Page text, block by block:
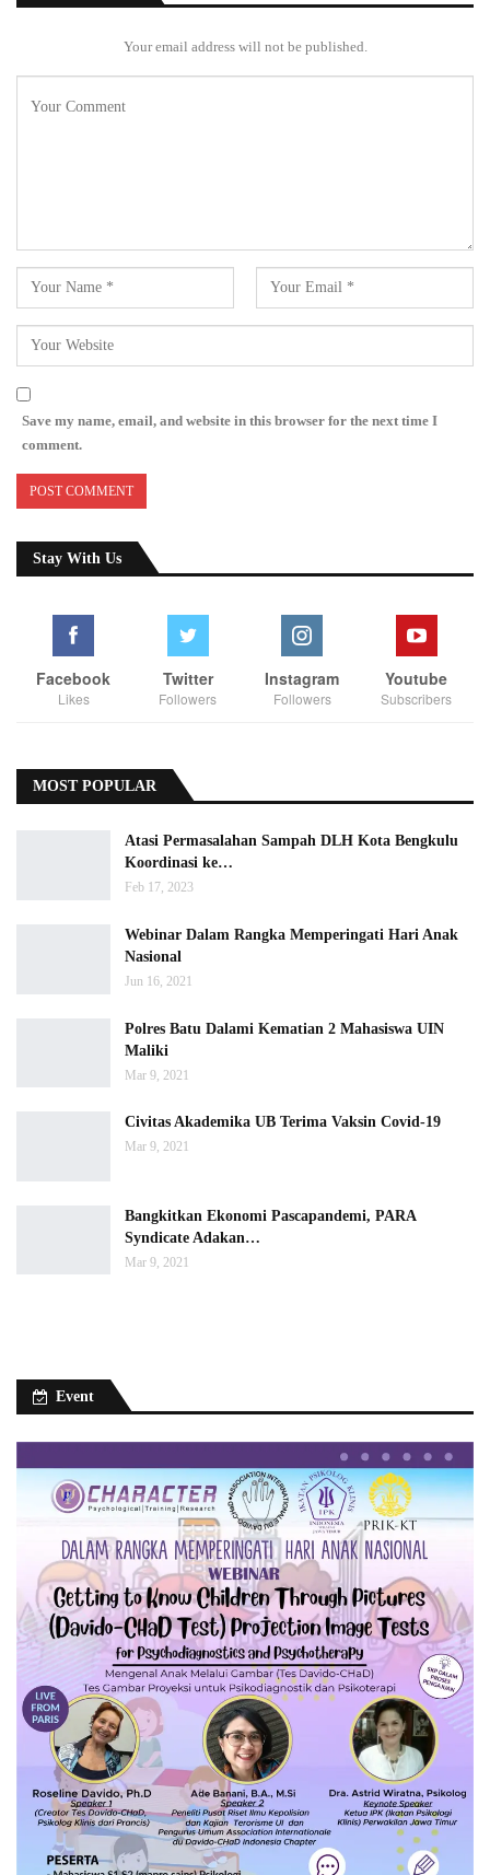
Your email address will not be published.
Save my name, email, and website in this browser for the next time I
comment.
Stay With Us
Facebook
Likes
Twitter
Followers
Instagram
Followers
Youtube
Subscribers
MOST POPULAR
Atasi Permasalahan Sampah DLH Kota Bengkulu
Koordinasi ke…
Feb 17, 2023
Webinar Dalam Rangka Memperingati Hari Anak
Nasional
Jun 16, 2021
Polres Batu Dalami Kematian 2 Mahasiswa UIN
Maliki
Mar 9, 2021
Civitas Akademika UB Terima Vaksin Covid-19
Mar 9, 2021
Bangkitkan Ekonomi Pascapandemi, PARA
Syndicate Adakan…
Mar 9, 2021
Event